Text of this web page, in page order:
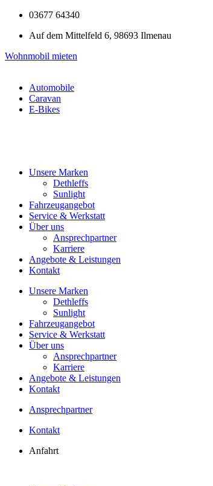
Zum
springen
03677 64340
Auf dem Mittelfeld 6, 98693 Ilmenau
Wohnmobil mieten
Automobile
Caravan
E-Bikes
Unsere Marken
Dethleffs
Sunlight
Fahrzeugangebot
Service & Werkstatt
Über uns
Ansprechpartner
Karriere
Angebote & Leistungen
Kontakt
Unsere Marken
Dethleffs
Sunlight
Fahrzeugangebot
Service & Werkstatt
Über uns
Ansprechpartner
Karriere
Angebote & Leistungen
Kontakt
Ansprechpartner
Kontakt
Anfahrt